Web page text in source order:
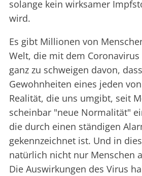
solange kein wirksamer
wird.
Es gibt Millionen von
Welt, die mit dem
ganz zu schweigen davon,
Gewohnheiten eines jeden
Realität, die uns umgibt, seit
scheinbar "neue Normalität"
die durch einen ständigen
gekennzeichnet ist. Und in
natürlich nicht nur Menschen
Die Auswirkungen des Virus